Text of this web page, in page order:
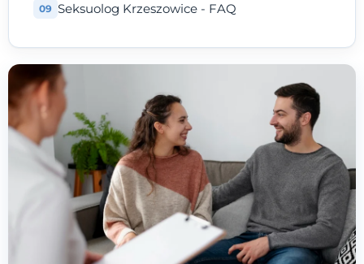
Seksuolog Krzeszowice - FAQ